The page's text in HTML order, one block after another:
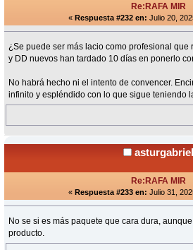
Re:RAFA MIR
« Respuesta #232 en: Julio 20,
¿Se puede ser más lacio como profesional
y DD nuevos han tardado 10 días en ponerlo
No habrá hecho ni el intento de convencer.
infinito y espléndido con lo que sigue teniendo
asturgabriel
Re:RAFA MIR
« Respuesta #233 en: Julio 31,
No se si es más paquete que cara dura,
producto.